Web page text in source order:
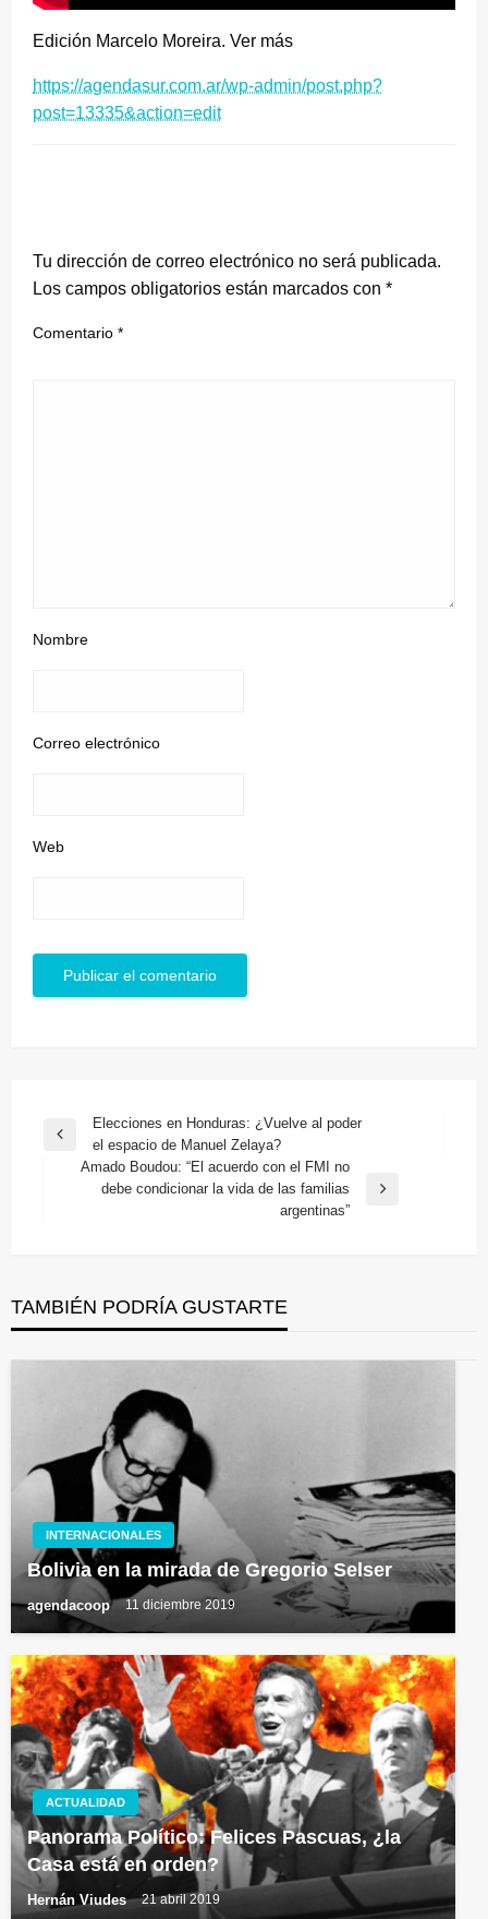
Edición Marcelo Moreira. Ver más
https://agendasur.com.ar/wp-admin/post.php?
post=13335&action=edit
Tu dirección de correo electrónico no será publicada.
Los campos obligatorios están marcados con *
Comentario *
Nombre
Correo electrónico
Web
Navegación
entradas
Entrada
anterior
Elecciones en Honduras: ¿Vuelve al poder
el espacio de Manuel Zelaya?
Entrada
Amado Boudou: “El acuerdo con el FMI no
debe condicionar la vida de las familias
argentinas”
TAMBIÉN PODRÍA GUSTARTE
INTERNACIONALES
Bolivia en la mirada de Gregorio Selser
agendacoop 11 diciembre 2019
ACTUALIDAD
Panorama Político: Felices Pascuas, ¿la
Casa está en orden?
Hernán Viudes 21 abril 2019